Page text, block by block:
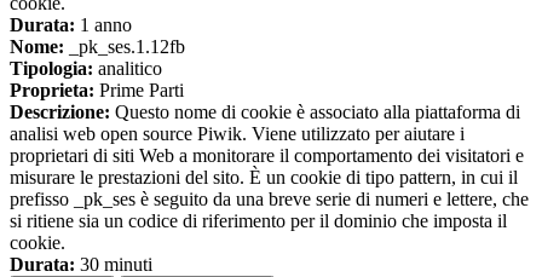
Durata: 1 anno
Nome: _pk_ses.1.12fb
Tipologia: analitico
Proprieta: Prime Parti
Descrizione: Questo nome di cookie è associato alla piattaforma di
analisi web open source Piwik. Viene utilizzato per aiutare i
proprietari di siti Web a monitorare il comportamento dei visitatori e
misurare le prestazioni del sito. È un cookie di tipo pattern, in cui il
prefisso _pk_ses è seguito da una breve serie di numeri e lettere, che
si ritiene sia un codice di riferimento per il dominio che imposta il
cookie.
Durata: 30 minuti